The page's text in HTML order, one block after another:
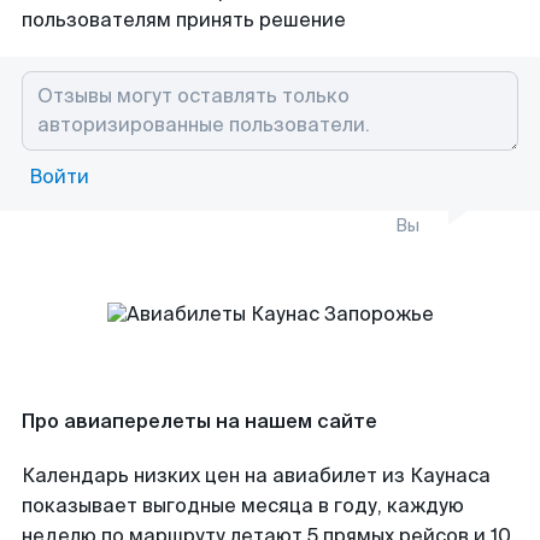
пользователям принять решение
Войти
Вы
Про авиаперелеты на нашем сайте
Календарь низких цен на авиабилет из Каунаса
показывает выгодные месяца в году, каждую